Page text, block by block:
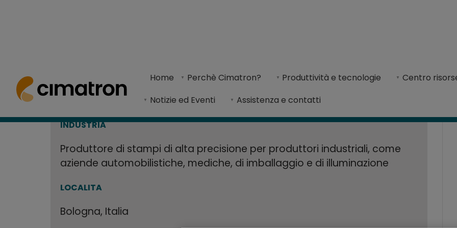
Home Perchè Cimatron? Produttività e tecnologie
Centro
Notizie ed Eventi
Assistenza e contatti
> La progettazione automatizzata fa risparmiare tempo a BVA con il software CAD/CAM
BVA srl, produttore di stampi di alta precisione per l'industria, ha massimizzato l'uso delle
risparmiare tempo a BVA con
CAD/CAM Cimatron
INDUSTRIA
Produttore di stampi di alta precisione per produttori industriali, come
aziende automobilistiche, mediche, di imballaggio e di illuminazione
LOCALITA
Bologna, Italia